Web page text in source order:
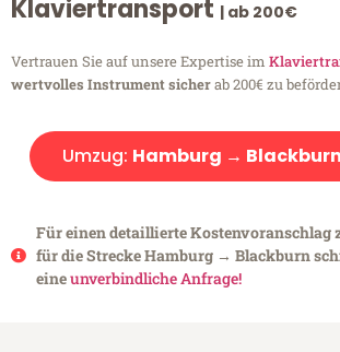
Klaviertransport | ab 200€
Vertrauen Sie auf unsere Expertise im
wertvolles Instrument sicherab 200€ zu
Umzug: Hamburg → Blackburn
Für einen detaillierte Kostenvoranschlag
für die Strecke Hamburg → Blackburn
eineunverbindliche Anfrage!